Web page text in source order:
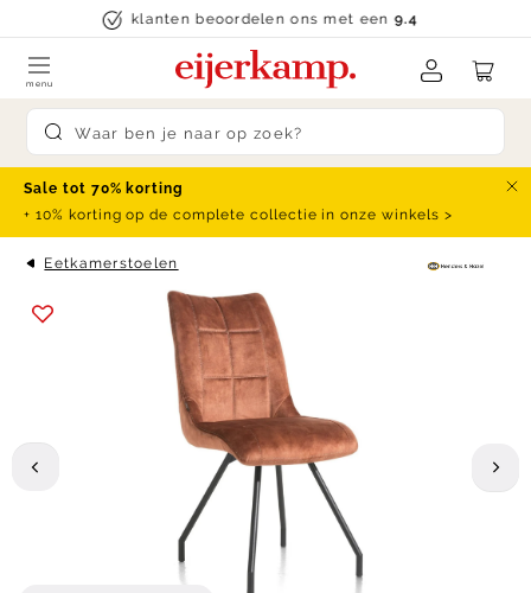
Skip to contentklanten beoordelen ons met een9.4
Submit search
menu
Sale tot 70% korting
+ 10% korting op de complete collectie in onze winkels >
Eetkamerstoelen